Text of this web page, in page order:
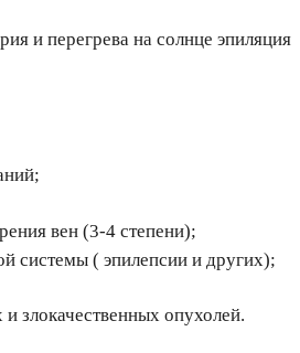
и перегрева на солнце эпиляция
вен (3-4 степени);
системы ( эпилепсии и других);
злокачественных опухолей.